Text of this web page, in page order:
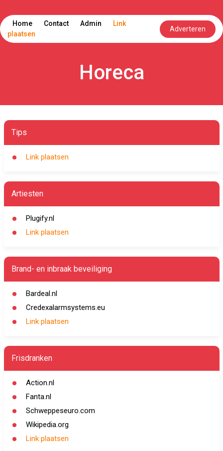
Home Contact Admin
Link
plaatsen
Adverteren
Horeca
Tips
Link plaatsen
Artiesten
Plugify.nl
Link plaatsen
Brand- en inbraak beveiliging
Bardeal.nl
Credexalarmsystems.eu
Link plaatsen
Frisdranken
Action.nl
Fanta.nl
Schweppeseuro.com
Wikipedia.org
Link plaatsen